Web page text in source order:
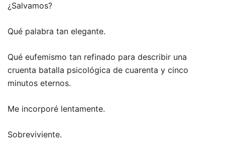
¿Salvamos?
Qué palabra tan elegante.
Qué eufemismo tan refinado para describir una
cruenta batalla psicológica de cuarenta y cinco
minutos eternos.
Me incorporé lentamente.
Sobreviviente.